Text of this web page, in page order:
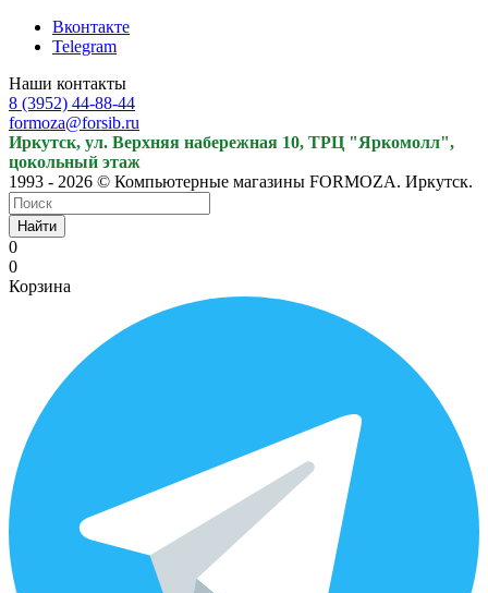
Вконтакте
Telegram
Наши контакты
8 (3952) 44-88-44
formoza@forsib.ru
Иркутск, ул. Верхняя набережная 10, ТРЦ "Яркомолл",
цокольный этаж
1993 - 2026 © Компьютерные магазины FORMOZA. Иркутск.
Найти
0
0
Корзина